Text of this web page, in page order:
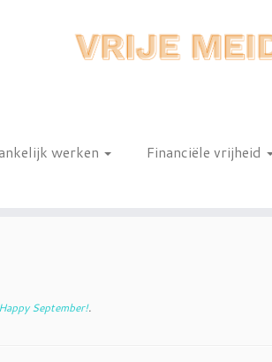
werken Financiële vrijheid
September!.